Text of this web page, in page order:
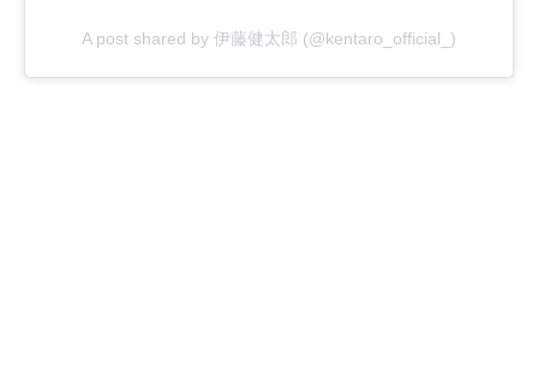
A post shared by 伊藤健太郎 (@kentaro_official_)